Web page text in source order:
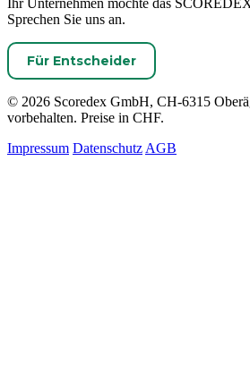
Sprechen Sie uns an.
Für Entscheider
© 2026 Scoredex GmbH, CH-6315
vorbehalten. Preise in CHF.
Impressum Datenschutz AGB